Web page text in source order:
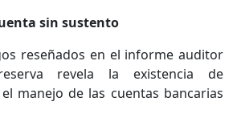
sin sustento
reseñados en el informe auditor
revela la existencia de
manejo de las cuentas bancarias